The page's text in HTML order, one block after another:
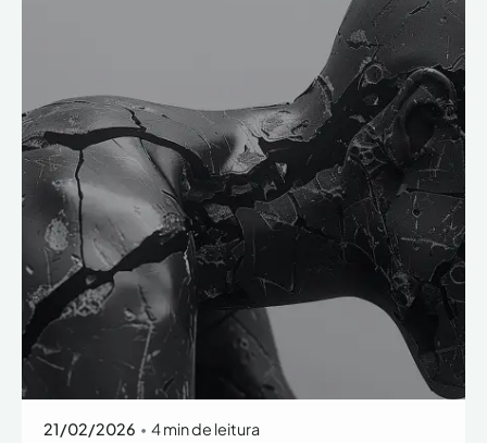
Posted by
Rafaella Ott
21/02/2026 4 min de leitura